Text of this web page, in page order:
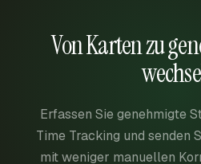
Von Karten zu
Erfassen Sie genehmigte
Time Tracking und senden
mit weniger manuellen